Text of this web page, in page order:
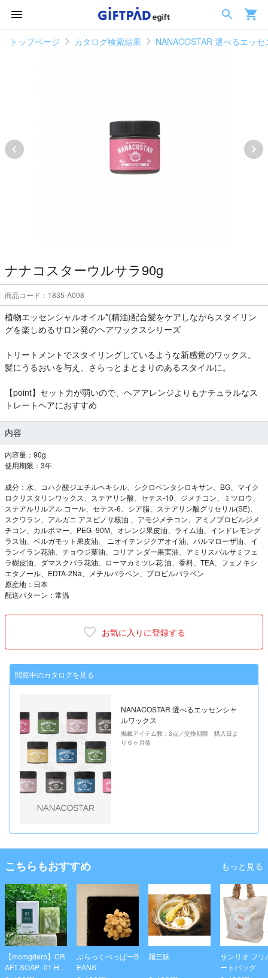
トップページ カタログ検索結果 NANACOSTAR 選べるエッ
ナナコスターウルサラ90g
商品コード：1835-A008
植物エッセンシャルオイル*(精油)配合髪をケアしながらスタイリン
グを楽しめるサロン発のヘアワックスシリーズ
トリートメントでスタイリングしているような新感覚のワックス。
髪にうるおいを与え、さらっとまとまりのあるスタイルに。
【point】セット力が弱いので、ヘアアレンジよりもナチュラルなス
トレートヘアにおすすめ
内容
内容量：90g
使用期限：3年
成分：水、コハク酸ジエチルヘキシル、シクロペンタシロキサン、BG、マイク
ロクリスタリンワックス、ステアリン酸、セテス-10、ジメチコン、ミツロウ、
ステアルリルアル コール、セテス-6、シア脂、ステアリン酸グリセリル(SE)、
スクワラン、アルガニ アスピノサ核油 、アモジメチコン、アミノプロピルジメ
チコン、カルボマー、PEG -90M、オレンジ果皮油、ライム油、インドレモング
ラス油、ベルガモット果皮油、 ニオイテンジクアオイ油、パルマローザ油、イ
ランイラン花油、チョウジ葉油、コリア ンダー果実油、アミリスバルサミフェ
ラ樹皮油、ダマスクバラ花油、ローマカミツレ花 油、香料、TEA、フェノキシ
エタノール、EDTA-2Na、メチルパラベン、プロピルパラベン
原産地：日本
配送パターン：常温
お気に入りに登録する
閲覧中のカタログを見る
NANACOSTAR 選べるエッセンシャ
ルワックス
掲載アイテム数：3点／交換期限 購入日よ
り６ヶ月後
こちらもおすすめ もっと見る
【momgdero】CR
AFT SOAP -01 HE
ぶらっくぺっぱーB
EANS
麺三昧
サンリオ フリ
ートバッグ